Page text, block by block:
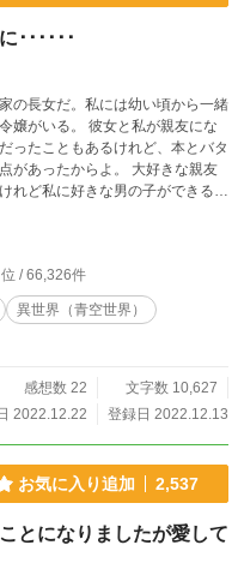
･･････
の長女だ。私には幼い頃から一緒
と私が親友にな
ったこともあるけれど、本とバタ
らよ。 大好きな親友
れど私に好きな男の子ができる
ショートの予定。
位 / 66,326件
異世界（青空世界）
感想数 22
文字数 10,627
2022.12.22
登録日 2022.12.13
お気に入り追加 2,537
とになりましたが愛して